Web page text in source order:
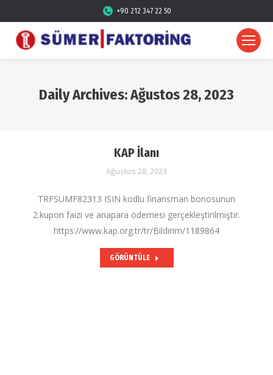
+90 212 347 22 50
Daily Archives:Ağustos 28, 2023
KAP İlanı
Ağustos 28, 2023
TRFSUMF82313 ISIN kodlu finansman bonosunun
2.kupon faizi ve anapara ödemesi gerçekleştirilmiştir.
https://www.kap.org.tr/tr/Bildirim/1189864
GÖRÜNTÜLE